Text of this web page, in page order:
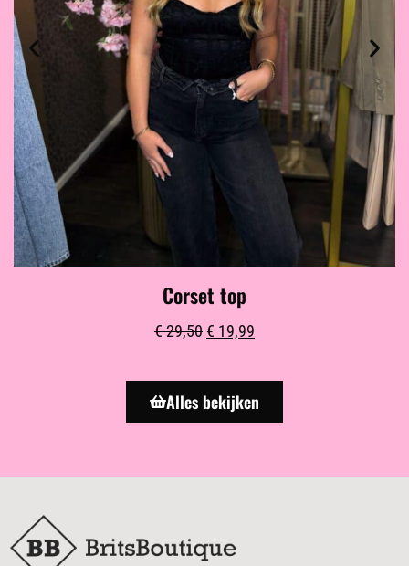
Corset top
€29,50 € 19,99
Alles bekijken